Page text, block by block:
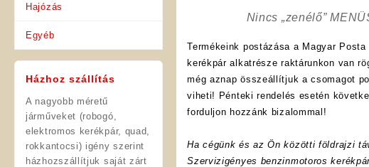
Hajózás
Egyéb
Házhoz szállítás
A nagyobb méretű
járműveket (robogó,
elektromos kerékpár, quad,
rokkantocsi) igény szerint
házhozszállítjuk saját zárt
Nincs „zenélő”
Termékeink postázása a Magyar
kerékpár alkatrésze raktárunkon van
még aznap összeállítjuk a csomagot
viheti! Pénteki rendelés esetén
forduljon hozzánk bizalommal!
Ha cégünk és az Ön közötti földrajzi
Szervizigényes benzinmotoros